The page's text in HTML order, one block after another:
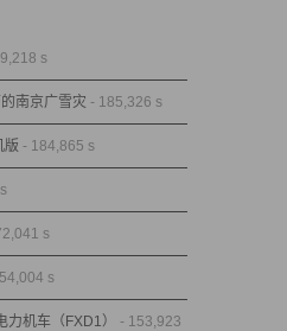
s
南京广雪灾 - 185,326 s
版 - 184,865 s
s
s
机车（FXD1）
- 153,923